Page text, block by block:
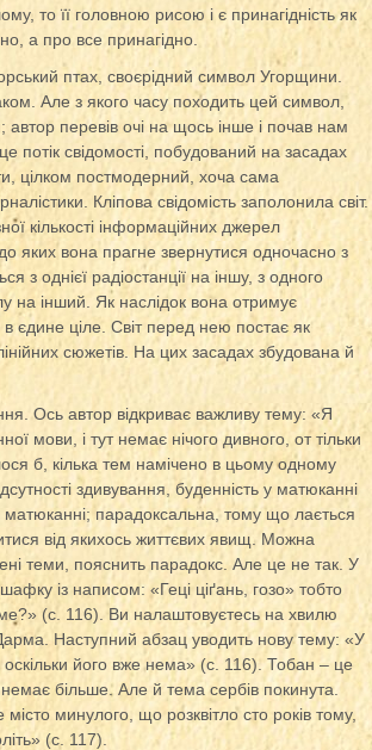
то її головною рисою і є принагідність як
а про все принагідно.
птах, своєрідний символ Угорщини.
Але з якого часу походить цей символ,
автор перевів очі на щось інше і почав нам
потік свідомості, побудований на засадах
цілком постмодерний, хоча сама
Кліпова свідомість заполонила світ.
кількості інформаційних джерел
до яких вона прагне звернутися одночасно з
однієї радіостанції на іншу, з одного
на інший. Як наслідок вона отримує
в єдине ціле. Світ перед нею постає як
сюжетів. На цих засадах збудована й
Ось автор відкриває важливу тему: «Я
мови, і тут немає нічого дивного, от тільки
б, кілька тем намічено в цьому одному
здивування, буденність у матюканні
матюканні; парадоксальна, тому що лається
від якихось життєвих явищ. Можна
теми, пояснить парадокс. Але це не так. У
із написом: «Геці ціґань, гозо» тобто
(с. 116). Ви налаштовуєтесь на хвилю
Дарма. Наступний абзац уводить нову тему: «У
його вже нема» (с. 116). Тобан – це
більше. Але й тема сербів покинута.
минулого, що розквітло сто років тому,
(с. 117).